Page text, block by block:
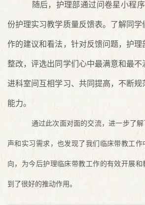
随后，护理部通过问卷星小程
份护理实习教学质量反馈表。了解同学
作的建议和看法，针对反馈问题，护理
整改，评选出同学们心中最满意和最不
进科室间互相学习、共同提高，不断
能力。
通过此次面对面的交流，进一步了解
声和实习需求，也发现了我们临床带教工
向，为今后护理临床带教工作的有效开展
到了很好的推动作用。